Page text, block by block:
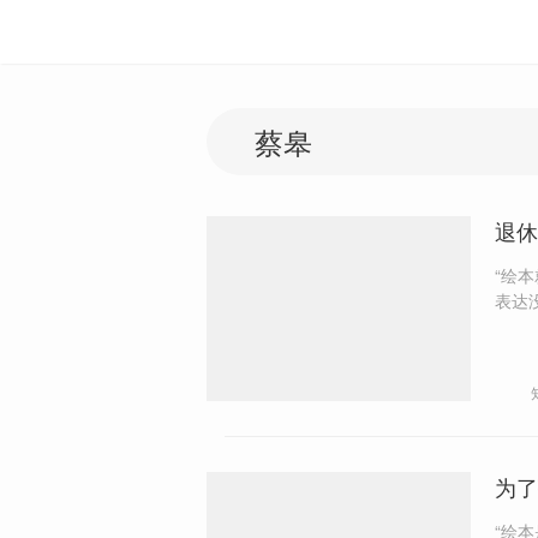
退
“绘
表达
为
“绘